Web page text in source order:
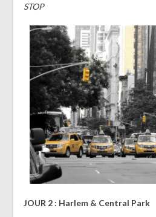
STOP
JOUR 2 : Harlem & Central Park